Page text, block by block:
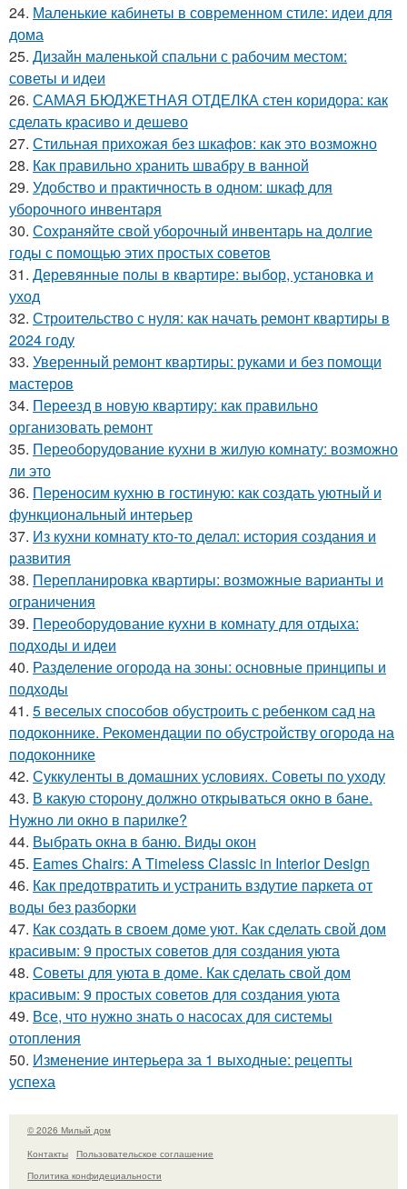
24. Маленькие кабинеты в современном стиле: идеи для
дома
25. Дизайн маленькой спальни с рабочим местом:
советы и идеи
26. САМАЯ БЮДЖЕТНАЯ ОТДЕЛКА стен коридора: как
сделать красиво и дешево
27. Стильная прихожая без шкафов: как это возможно
28. Как правильно хранить швабру в ванной
29. Удобство и практичность в одном: шкаф для
уборочного инвентаря
30. Сохраняйте свой уборочный инвентарь на долгие
годы с помощью этих простых советов
31. Деревянные полы в квартире: выбор, установка и
уход
32. Строительство с нуля: как начать ремонт квартиры в
2024 году
33. Уверенный ремонт квартиры: руками и без помощи
мастеров
34. Переезд в новую квартиру: как правильно
организовать ремонт
35. Переоборудование кухни в жилую комнату: возможно
ли это
36. Переносим кухню в гостиную: как создать уютный и
функциональный интерьер
37. Из кухни комнату кто-то делал: история создания и
развития
38. Перепланировка квартиры: возможные варианты и
ограничения
39. Переоборудование кухни в комнату для отдыха:
подходы и идеи
40. Разделение огорода на зоны: основные принципы и
подходы
41. 5 веселых способов обустроить с ребенком сад на
подоконнике. Рекомендации по обустройству огорода на
подоконнике
42. Суккуленты в домашних условиях. Советы по уходу
43. В какую сторону должно открываться окно в бане.
Нужно ли окно в парилке?
44. Выбрать окна в баню. Виды окон
45. Eames Chairs: A Timeless Classic in Interior Design
46. Как предотвратить и устранить вздутие паркета от
воды без разборки
47. Как создать в своем доме уют. Как сделать свой дом
красивым: 9 простых советов для создания уюта
48. Советы для уюта в доме. Как сделать свой дом
красивым: 9 простых советов для создания уюта
49. Все, что нужно знать о насосах для системы
отопления
50. Изменение интерьера за 1 выходные: рецепты
успеха
© 2026 Милый дом
Контакты
Пользовательское соглашение
Политика конфидециальности